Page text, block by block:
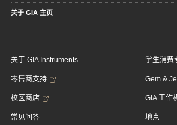
关于 GIA 主页
关于 GIA Instruments
零售商支持
校区商店
常见问答
学生消费
Gem &
GIA 工作
地点